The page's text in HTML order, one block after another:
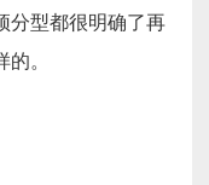
分型都很明确了再
。